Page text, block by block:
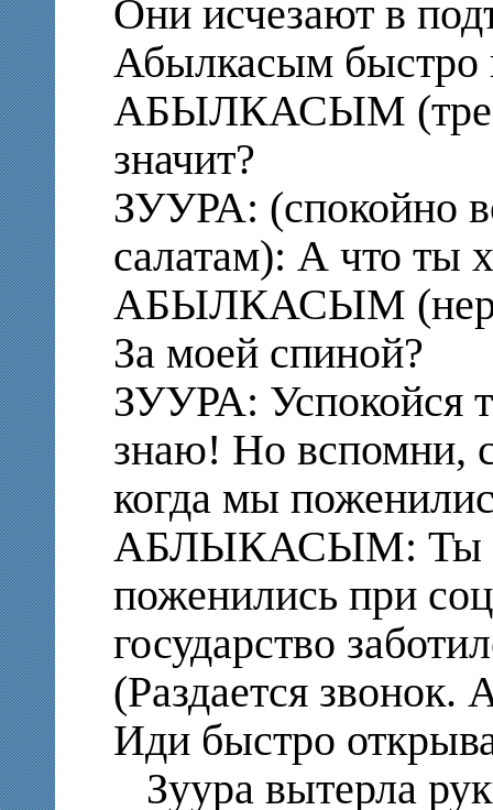
Они исчезают в
Абылкасым быстро
АБЫЛКАСЫМ
значит?
ЗУУРА: (спокойно
салатам): А что ты
АБЫЛКАСЫМ
За моей спиной?
ЗУУРА: Успокойся
знаю! Но вспомни,
когда мы
АБЛЫКАСЫМ: Ты
поженились при
государство
(Раздается звонок.
Иди быстро
Зуура вытерла